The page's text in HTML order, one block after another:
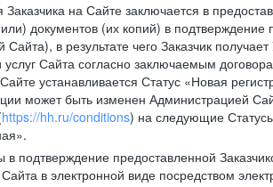
Заказчика на Сайте заключается в
документов (их копий) в
Сайта), в результате чего Заказчик
услуг Сайта согласно заключаемым
устанавливается Статус «Новая
может быть изменен Администрацией
https://hh.ru/conditions) на следующие
в подтверждение предоставленной
в электронной виде посредством